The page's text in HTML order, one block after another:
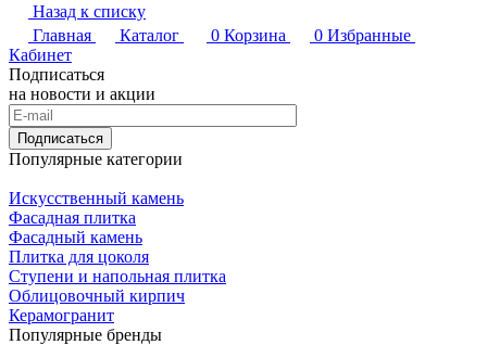
Назад к списку
Главная
Каталог 0 Корзина 0 Избранные
Кабинет
Подписаться
на новости и акции
Подписаться
Популярные категории
Искусственный камень
Фасадная плитка
Фасадный камень
Плитка для цоколя
Ступени и напольная плитка
Облицовочный кирпич
Керамогранит
Популярные бренды